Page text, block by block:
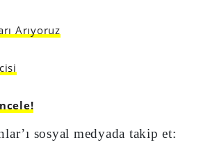
Arıyoruz
sosyal medyada takip et: